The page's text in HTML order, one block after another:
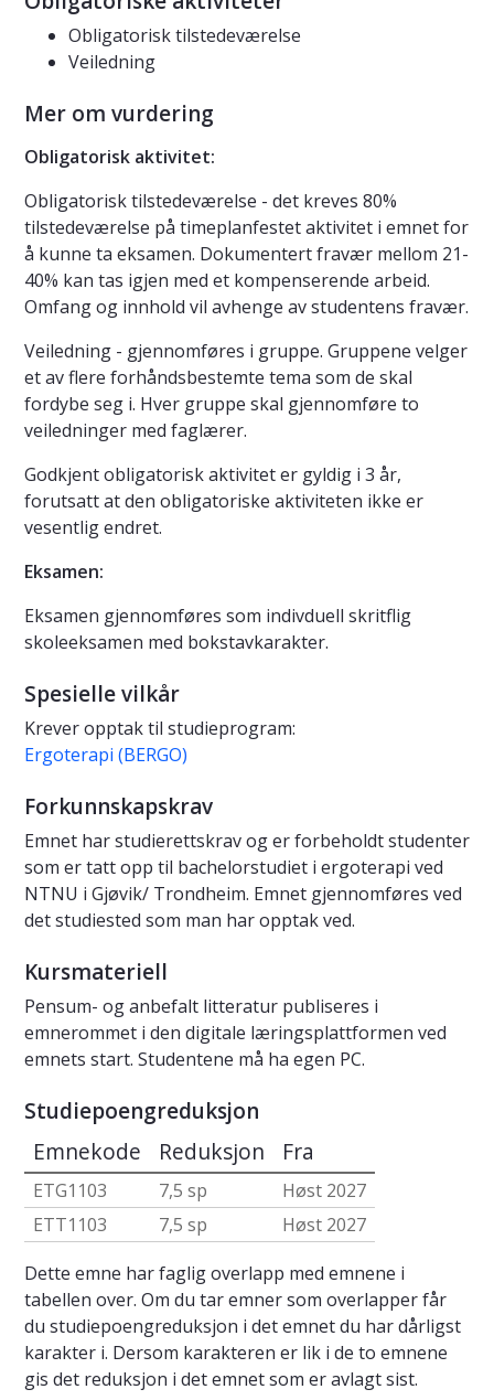
Obligatorisk tilstedeværelse
Veiledning
Mer om vurdering
Obligatorisk aktivitet:
Obligatorisk tilstedeværelse - det kreves 80%
tilstedeværelse på timeplanfestet aktivitet i emnet for
å kunne ta eksamen. Dokumentert fravær mellom 21-
40% kan tas igjen med et kompenserende arbeid.
Omfang og innhold vil avhenge av studentens fravær.
Veiledning - gjennomføres i gruppe. Gruppene velger
et av flere forhåndsbestemte tema som de skal
fordybe seg i. Hver gruppe skal gjennomføre to
veiledninger med faglærer.
Godkjent obligatorisk aktivitet er gyldig i 3 år,
forutsatt at den obligatoriske aktiviteten ikke er
vesentlig endret.
Eksamen:
Eksamen gjennomføres som indivduell skritflig
skoleeksamen med bokstavkarakter.
Spesielle vilkår
Krever opptak til studieprogram:
Ergoterapi (BERGO)
Forkunnskapskrav
Emnet har studierettskrav og er forbeholdt studenter
som er tatt opp til bachelorstudiet i ergoterapi ved
NTNU i Gjøvik/ Trondheim. Emnet gjennomføres ved
det studiested som man har opptak ved.
Kursmateriell
Pensum- og anbefalt litteratur publiseres i
emnerommet i den digitale læringsplattformen ved
emnets start. Studentene må ha egen PC.
Studiepoengreduksjon
Emnekode Reduksjon Fra
ETG1103 7,5 sp
Høst 2027
ETT1103
7,5 sp
Høst 2027
Dette emne har faglig overlapp med emnene i
tabellen over. Om du tar emner som overlapper får
du studiepoengreduksjon i det emnet du har dårligst
karakter i. Dersom karakteren er lik i de to emnene
gis det reduksjon i det emnet som er avlagt sist.